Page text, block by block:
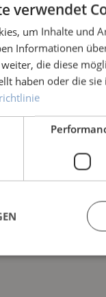
verwendet
um Inhalte und
Informationen
die diese
haben oder die